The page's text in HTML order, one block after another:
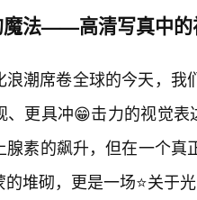
魔法——高清写真中的
浪潮席卷全球的今天，我
、更具冲😁击力的视觉
腺素的飙升，但在一个
堆砌，更是一场⭐关于